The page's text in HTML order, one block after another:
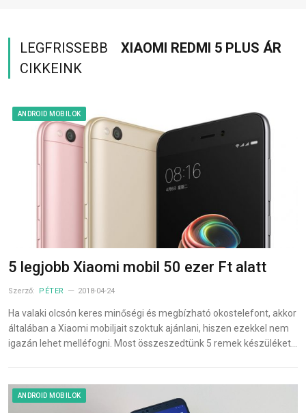
LEGFRISSEBB
XIAOMI REDMI 5 PLUS ÁR
CIKKEINK
ANDROID MOBILOK
5 legjobb Xiaomi mobil 50 ezer Ft alatt
Szerző: PÉTER 2018-04-24
Ha valaki olcsón keres minőségi és megbízható okostelefont, akkor
általában a Xiaomi mobiljait szoktuk ajánlani, hiszen ezekkel nem
igazán lehet melléfogni. Most összeszedtünk 5 remek készüléket…
ANDROID MOBILOK